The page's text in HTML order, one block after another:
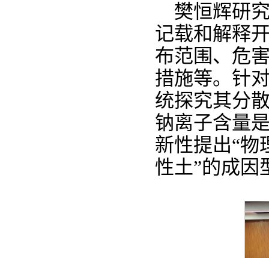
樊恒辉研
记载和解释
布范围、危
措施等。针
统探究其分
钠离子含量
新性提出“物
性土”的成因